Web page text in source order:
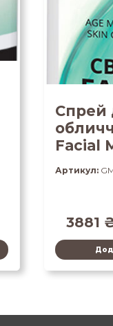
Спрей
Facial
Артикул:
3881